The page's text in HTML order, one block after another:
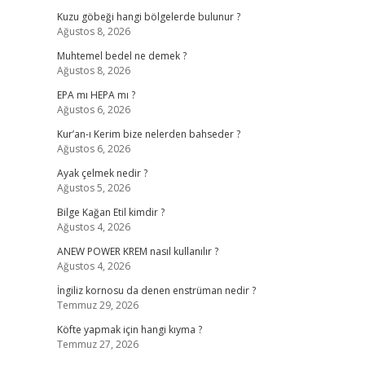
Kuzu göbeği hangi bölgelerde bulunur ?
Ağustos 8, 2026
Muhtemel bedel ne demek ?
Ağustos 8, 2026
EPA mı HEPA mı ?
Ağustos 6, 2026
Kur’an-ı Kerim bize nelerden bahseder ?
Ağustos 6, 2026
Ayak çelmek nedir ?
Ağustos 5, 2026
Bilge Kağan Etil kimdir ?
Ağustos 4, 2026
ANEW POWER KREM nasıl kullanılır ?
Ağustos 4, 2026
İngiliz kornosu da denen enstrüman nedir ?
Temmuz 29, 2026
Köfte yapmak için hangi kıyma ?
Temmuz 27, 2026